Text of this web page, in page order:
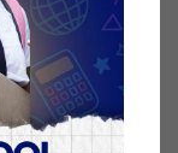
थारु गाउँ,
अन्तराष्ट्रिय
लगायत २ सय ५०
।